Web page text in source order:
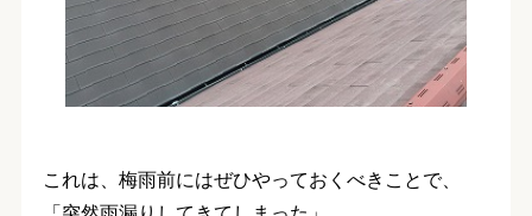
これは、梅雨前にはぜひやっておくべきことで、